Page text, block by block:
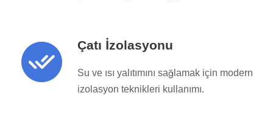
Çatı İzolasyonu
Su ve ısı yalıtımını sağlamak için modern
izolasyon teknikleri kullanımı.